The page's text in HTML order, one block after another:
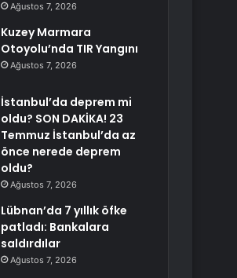
Ağustos 7, 2026
Kuzey Marmara
Otoyolu’nda TIR Yangını
Ağustos 7, 2026
İstanbul’da deprem mi
oldu? SON DAKİKA! 23
Temmuz İstanbul’da az
önce nerede deprem
oldu?
Ağustos 7, 2026
Lübnan’da 7 yıllık öfke
patladı: Bankalara
saldırdılar
Ağustos 7, 2026